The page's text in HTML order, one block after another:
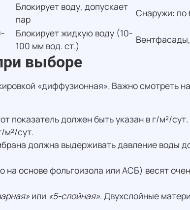
Блокирует воду, допускает
пар
Снаружи: по
Блокирует жидкую воду (10-
100 мм вод. ст.)
выборе
«диффузионная». Важно смотреть
показатель должен быть указан в г/м²/
м²/сут.
должна выдерживать давление воды
основе фольгоизола или АСБ) весят
или «5-слойная». Двухслойные